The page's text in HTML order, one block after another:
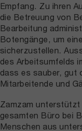
Empfang. Zu ihren
die Betreuung von
Bearbeitung
Botengänge, um
sicherzustellen.
des Arbeitsumfelds
dass es sauber, gut
Mitarbeitende und
Zamzam unterstützt
gesamten Büro bei
Menschen aus